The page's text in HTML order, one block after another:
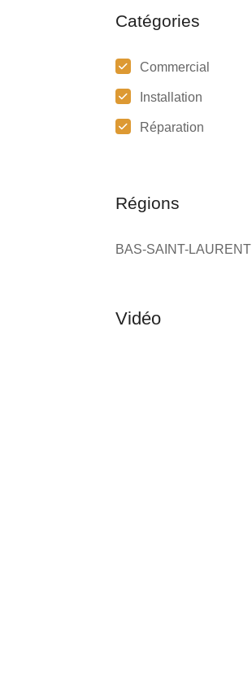
Catégories
Commercial
Installation
Réparation
Régions
BAS-SAINT-LAURENT